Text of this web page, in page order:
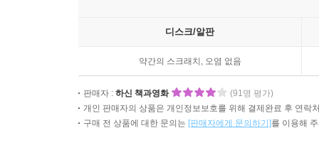
디스크/알판
약간의 스크래치, 오염 없음
판매자 : 하신 책과영화
(91명 평가)
개인 판매자의 상품은 개인정보보호를 위해 결제완료 후 연락
구매 전 상품에 대한 문의는 [판매자에게 문의하기]를 이용해